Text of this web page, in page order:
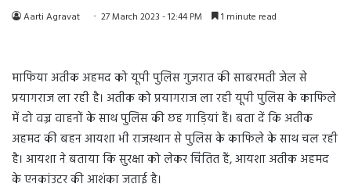
Aarti Agravat 27 March 2023 - 12:44 PM 1 minute read
माफिया अतीक अहमद को यूपी पुलिस गुजरात की साबरमती जेल से
प्रयागराज ला रही है। अतीक को प्रयागराज ला रही यूपी पुलिस के काफिले
में दो वज्र वाहनों के साथ पुलिस की छह गाड़ियां हैं। बता दें कि अतीक
अहमद की बहन आयशा भी राजस्थान से पुलिस के काफिले के साथ चल रही
है। आयशा ने बताया कि सुरक्षा को लेकर चिंतित हैं, आयशा अतीक अहमद
के एनकांउटर की आशंका जताई है।